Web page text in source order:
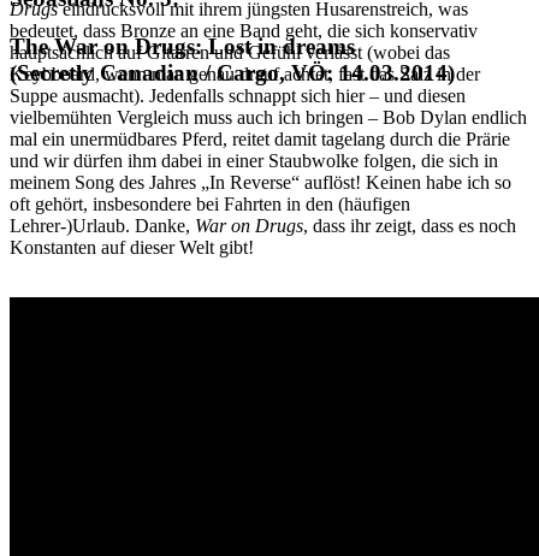
The War on Drugs: Lost in dreams
(Secretly Canadian / Cargo, VÖ: 14.03.2014)
Drugseindrucksvoll mit ihrem jüngsten Husarenstreich, was
bedeutet, dass Bronze an eine Band geht, die sich konservativ
hauptsächlich auf Gitarren und Gefühl verlässt (wobei das
Keybboard, wenn man genau drauf achtet, fast das Salz in der
Suppe ausmacht). Jedenfalls schnappt sich hier – und diesen
vielbemühten Vergleich muss auch ich bringen – Bob Dylan endlich
mal ein unermüdbares Pferd, reitet damit tagelang durch die Prärie
und wir dürfen ihm dabei in einer Staubwolke folgen, die sich in
meinem Song des Jahres „In Reverse“ auflöst! Keinen habe ich so
oft gehört, insbesondere bei Fahrten in den (häufigen
Lehrer-)Urlaub. Danke, War on Drugs, dass ihr zeigt, dass es noch
Konstanten auf dieser Welt gibt!